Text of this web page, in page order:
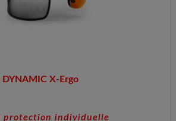
DYNAMIC X-Ergo
protection individuelle